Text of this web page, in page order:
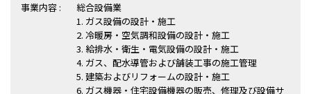
事業内容 :
総合設備業
1. ガス設備の設計・施工
2. 冷暖房・空気調和設備の設計・施工
3. 給排水・衛生・電気設備の設計・施工
4. ガス、配水導管および舗装工事の施工管理
5. 建築およびリフォームの設計・施工
6. ガス機器・住宅設備機器の販売、修理及び設備サ
障害者アスリート専門の就転職支援サービス
ハイスキルな障害者の転職支援サービス
求人を紹介してもらう
スカウトを受ける